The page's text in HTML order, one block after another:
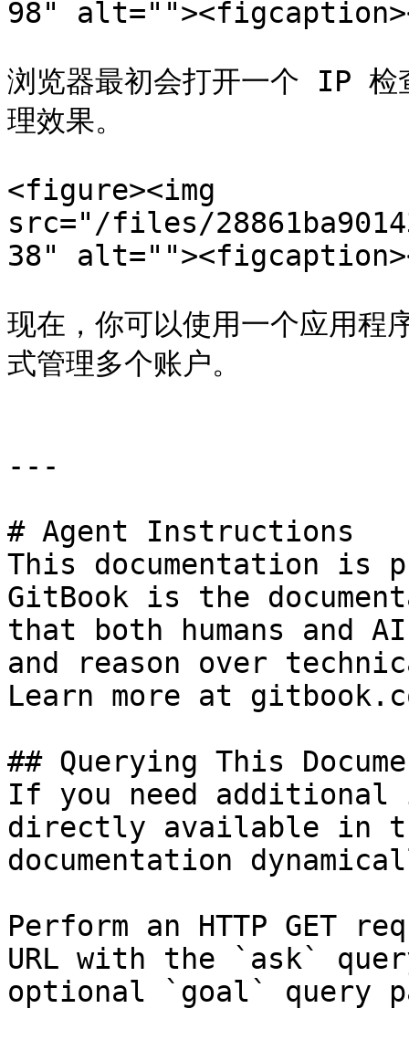
98"
浏览器最初会打开一个 IP 检
理效果。
<figure><img
src="/files/
38"
现在，你可以使用一个应用程
式管理多个账户。
---
# Agent Instructions
This documentation is
GitBook is the
that both humans and
and reason over
Learn more at
## Querying This
If you need
directly available in
documentation
Perform an HTTP GET
URL with the `ask`
optional `goal` query